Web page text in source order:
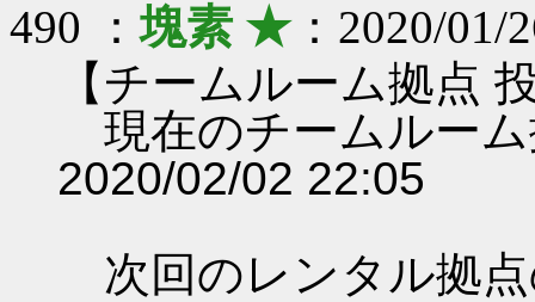
490 ：塊素 ★：2020/01/
【チームルーム拠点
現在のチームルー
2020/02/02 22:05
次回のレンタル拠